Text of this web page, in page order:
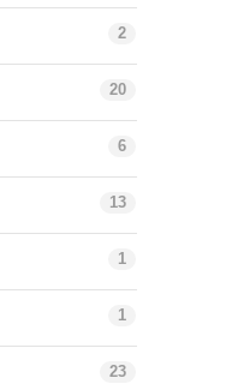
2
20
6
13
1
1
23